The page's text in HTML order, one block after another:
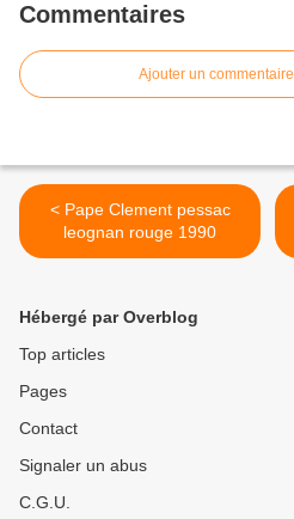
Commentaires
Ajouter un commentaire
< Pape Clement pessac
leognan rouge 1990
Hébergé par Overblog
Top articles
Pages
Contact
Signaler un abus
C.G.U.